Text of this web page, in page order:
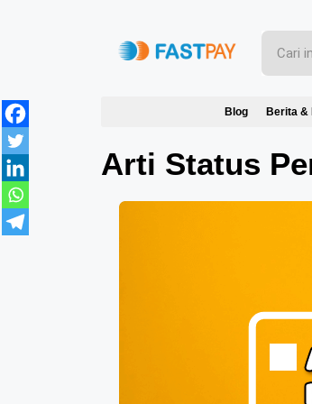
Blog Berita &
Arti Status